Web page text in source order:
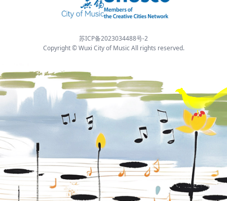
苏ICP备2023034488号-2
Copyright © Wuxi City of Music All rights reserved.